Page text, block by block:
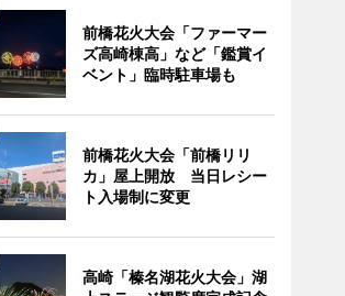
前橋花火大会「ファーマー
ズ高崎棟高」など「鑑賞イ
ベント」臨時駐車場も
前橋花火大会「前橋リリ
カ」屋上開放 当日レシー
ト入場制に変更
高崎「榛名湖花火大会」湖